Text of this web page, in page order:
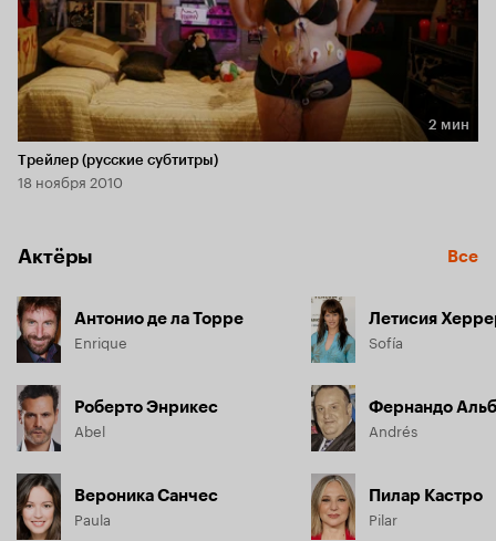
Длительность 2 мин
2 мин
Трейлер (русские субтитры)
18 ноября 2010
Актёры Все
Антонио де ла Торре
Enrique
Роберто Энрикес
Abel
Вероника Санчес
Paula
Летисия
Sofía
Фернандо
Andrés
Пилар Кастро
Pilar